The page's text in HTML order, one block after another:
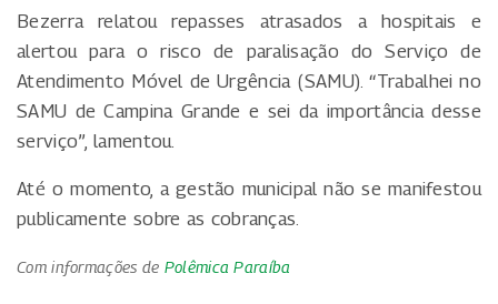
Bezerra relatou repasses atrasados a hospitais e
alertou para o risco de paralisação do Serviço de
Atendimento Móvel de Urgência (SAMU). “Trabalhei no
SAMU de Campina Grande e sei da importância desse
serviço”, lamentou.
Até o momento, a gestão municipal não se manifestou
publicamente sobre as cobranças.
Com informações de Polêmica Paraíba